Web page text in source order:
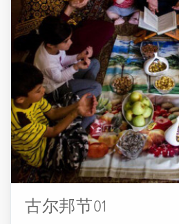
Rodha。因此，Shabih Khani表演
的。 在那之后，在什叶派政府统治
然而，据说伊朗Ta'ziye的黄金时代
期的恺加王朝时期。 Tekyeh
英格兰歌剧院。Ta'ziye Khani和
古尔邦节01